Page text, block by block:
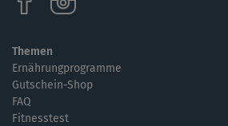
Themen
Ernährungprogramme
Gutschein-Shop
FAQ
Fitnesstest